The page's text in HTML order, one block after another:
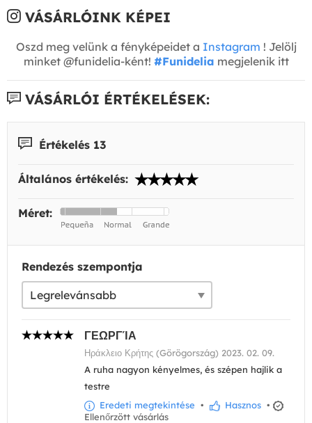
VÁSÁRLÓINK KÉPEI
Oszd meg velünk a fényképeidet a Instagram ! Jelölj
minket @funidelia-ként! #Funidelia megjelenik itt
VÁSÁRLÓI ÉRTÉKELÉSEK:
Értékelés 13
Általános értékelés:
Méret:
Rendezés szempontja
ΓΕΩΡΓΊΑ
Ηράκλειο Κρήτης (Görögország) 2023. 02. 09.
A ruha nagyon kényelmes, és szépen hajlik a
testre
Eredeti megtekintése • Hasznos •
Ellenőrzött vásárlás